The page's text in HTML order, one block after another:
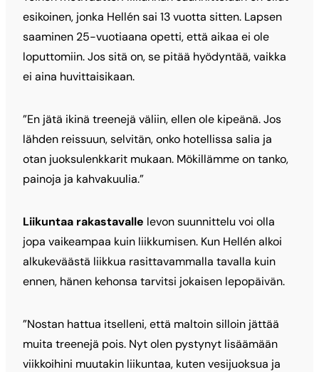
esikoinen, jonka Hellén sai 13 vuotta sitten. Lapsen
saaminen 25-vuotiaana opetti, että aikaa ei ole
loputtomiin. Jos sitä on, se pitää hyödyntää, vaikka
ei aina huvittaisikaan.
”En jätä ikinä treenejä väliin, ellen ole kipeänä. Jos
lähden reissuun, selvitän, onko hotellissa salia ja
otan juoksulenkkarit mukaan. Mökillämme on tanko,
painoja ja kahvakuulia.”
Liikuntaa rakastavalle levon suunnittelu voi olla
jopa vaikeampaa kuin liikkumisen. Kun Hellén alkoi
alkukeväästä liikkua rasittavammalla tavalla kuin
ennen, hänen kehonsa tarvitsi jokaisen lepopäivän.
”Nostan hattua itselleni, että maltoin silloin jättää
muita treenejä pois. Nyt olen pystynyt lisäämään
viikkoihini muutakin liikuntaa, kuten vesijuoksua ja